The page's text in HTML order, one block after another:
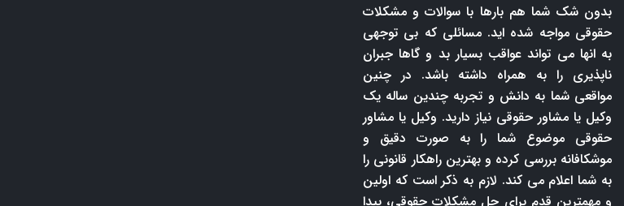
بدون شک شما هم بارها با سوالات و مشکلات
حقوقی مواجه شده اید. مسائلی که بی توجهی
به انها می تواند عواقب بسیار بد و گاها جبران
ناپذیری را به همراه داشته باشد. در چنین
مواقعی شما به دانش و تجربه چندین ساله یک
وکیل یا مشاور حقوقی نیاز دارید. وکیل یا مشاور
حقوقی موضوع شما را به صورت دقیق و
موشکافانه بررسی کرده و بهترین راهکار قانونی را
به شما اعلام می کند. لازم به ذکر است که اولین
و مهمترین قدم برای حل مشکلات حقوقی، پیدا